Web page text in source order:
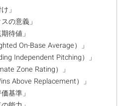
」
の意義」
待値」
On-Base Average）」
Independent Pitching）」
Zone Rating）」
Above Replacement）」
基準」